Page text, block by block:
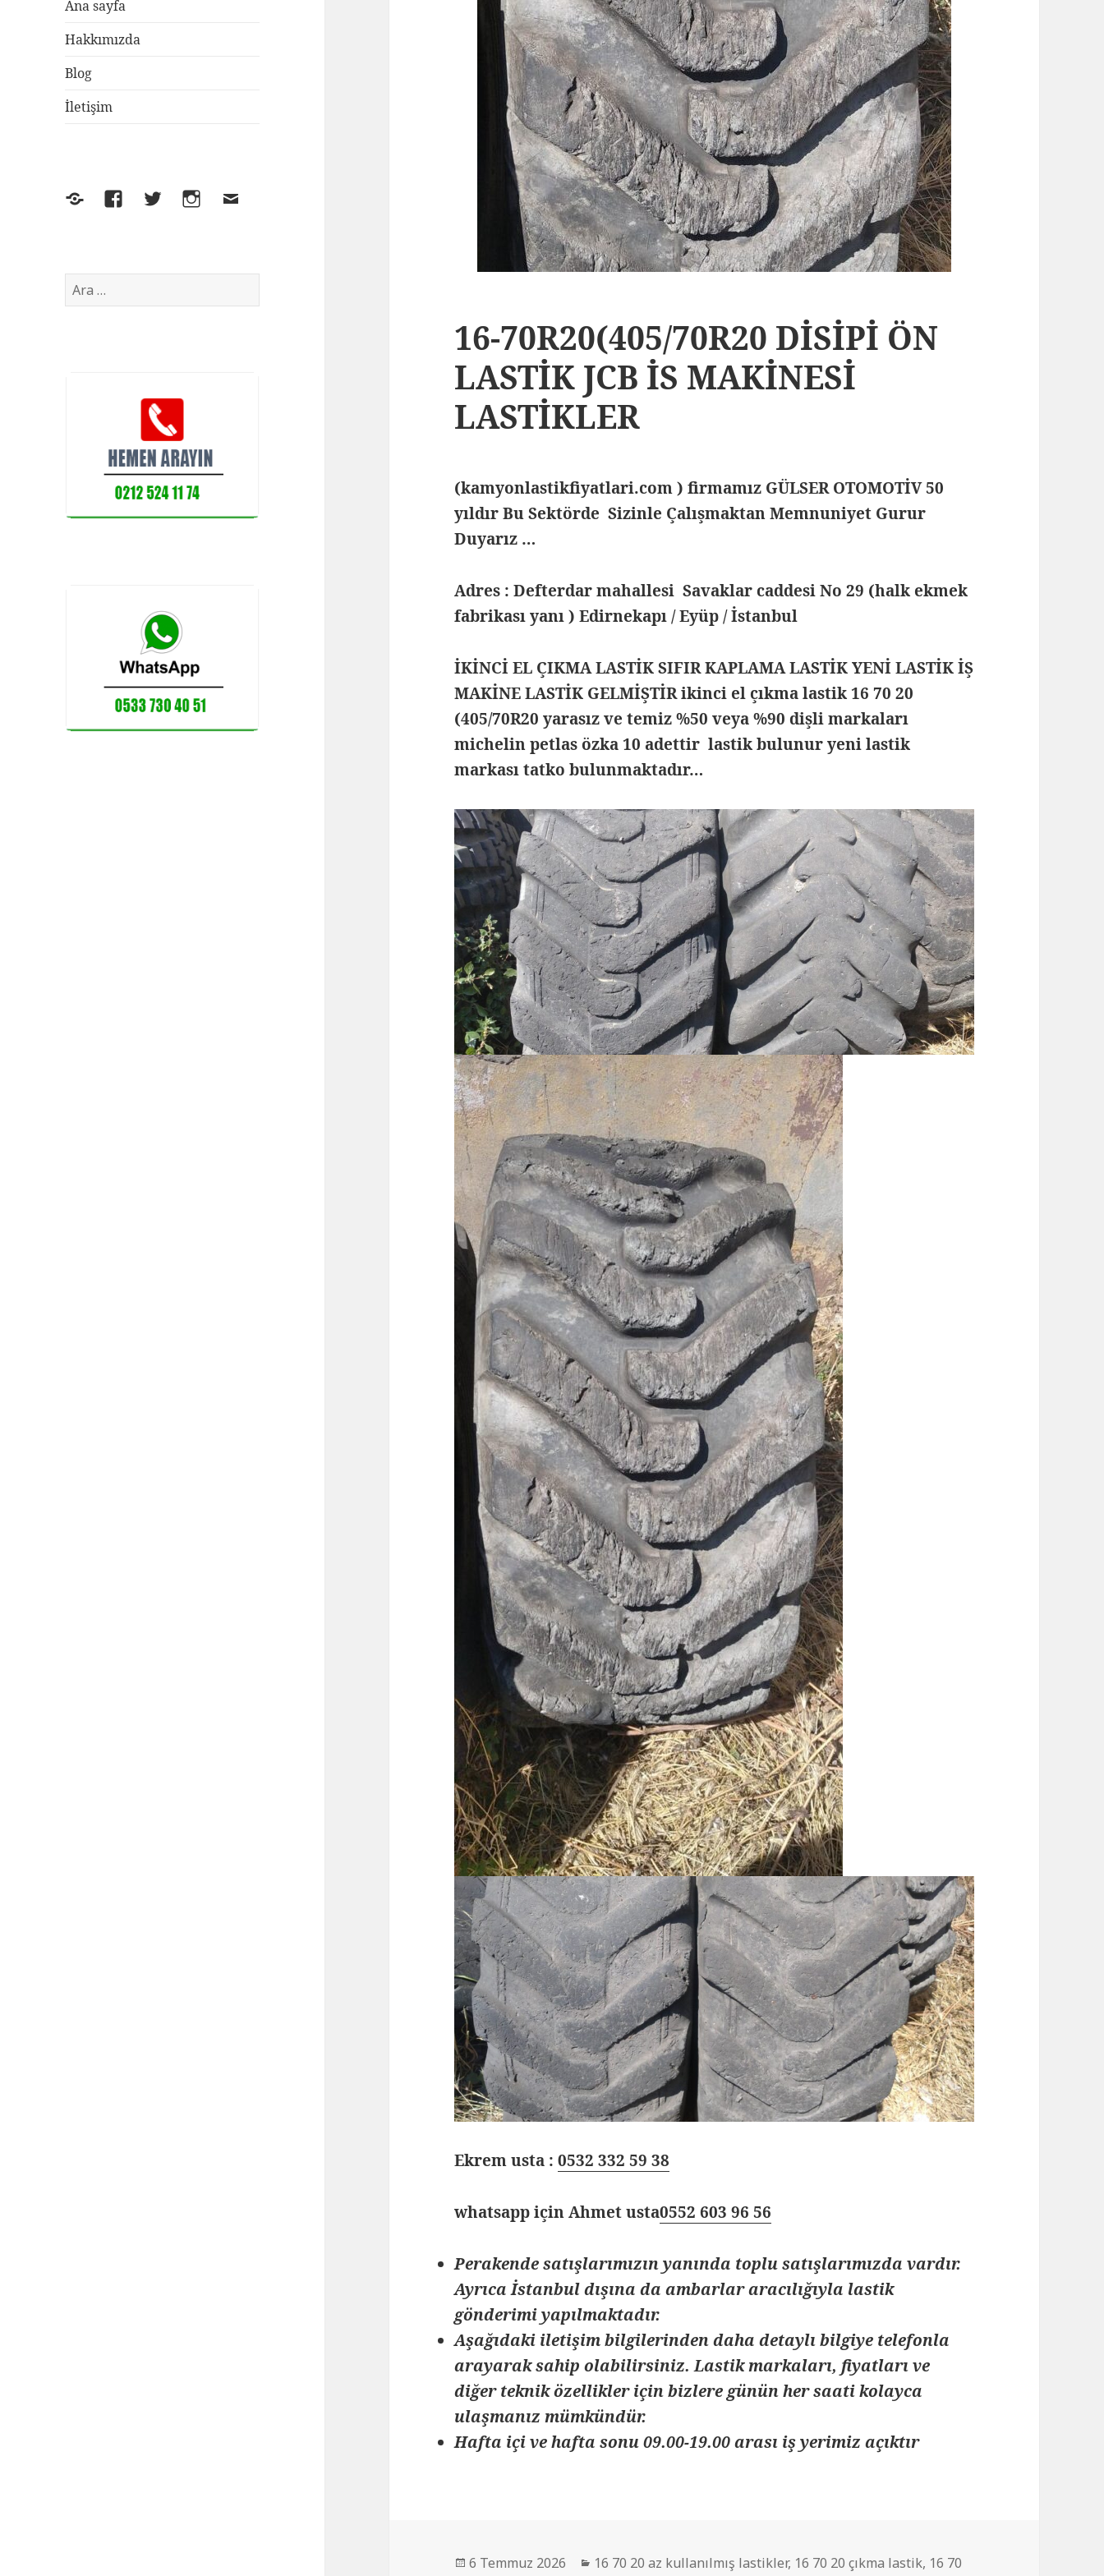
Ana sayfa
Hakkımızda
Blog
İletişim
Yelp FacebookTwitterInstagram
E-
Arama:
16-70R20(405/70R20 DİSİPİ ÖN
LASTİK JCB İS MAKİNESİ
LASTİKLER
(kamyonlastikfiyatlari.com ) firmamız GÜLSER OTOMOTİV 50
yıldır Bu Sektörde Sizinle Çalışmaktan Memnuniyet Gurur
Duyarız …
Adres : Defterdar mahallesi Savaklar caddesi No 29 (halk ekmek
fabrikası yanı ) Edirnekapı / Eyüp / İstanbul
İKİNCİ EL ÇIKMA LASTİK SIFIR KAPLAMA LASTİK YENİ LASTİK İŞ
MAKİNE LASTİK GELMİŞTİR ikinci el çıkma lastik 16 70 20
(405/70R20 yarasız ve temiz %50 veya %90 dişli markaları
michelin petlas özka 10 adettir lastik bulunur yeni lastik
markası tatko bulunmaktadır…
Ekrem usta :0532 332 59 38
whatsapp için Ahmet usta0552 603 96 56
Perakende satışlarımızın yanında toplu satışlarımızda vardır.
Ayrıca İstanbul dışına da ambarlar aracılığıyla lastik
gönderimi yapılmaktadır.
Aşağıdaki iletişim bilgilerinden daha detaylı bilgiye telefonla
arayarak sahip olabilirsiniz. Lastik markaları, fiyatları ve
diğer teknik özellikler için bizlere günün her saati kolayca
ulaşmanız mümkündür.
Hafta içi ve hafta sonu 09.00-19.00 arası iş yerimiz açıktır
Yayın
6 Temmuz 2026 Kategoriler
16 70 20 az kullanılmış lastikler, 16 70 20 çıkma lastik, 16 70